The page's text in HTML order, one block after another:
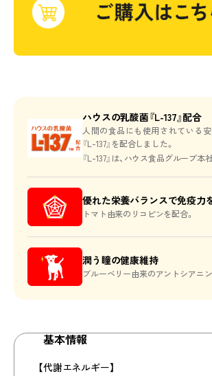
商品ラインアッ
Webマガジン
動画
SNS
ご購入はこち
ハウスの乳酸菌『L-137』配合
人間の食品にも使用されている
『L-137』を配合しました。
『L-137』は、ハウス食品グループ本
優れた栄養バランスで免疫力
トマト由来のリコピンを配合。
潤う瞳の健康維持
ブルーベリー由来のアントシアニン
基本情報
【代謝エネルギー】